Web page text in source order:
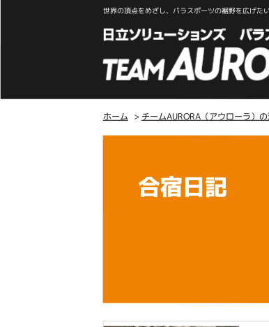
世界の頂点をめざし、パラスポーツの裾野を広げた
ホーム > チームAURORA（アウローラ）
合宿日記